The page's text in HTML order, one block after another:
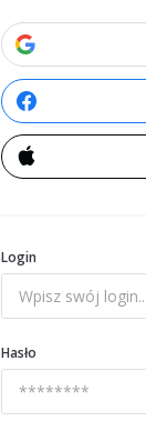
Login
Hasło